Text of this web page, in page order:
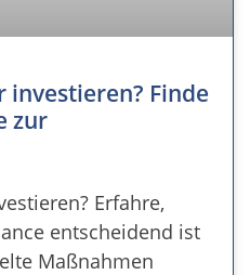
investieren? Finde
zur
Erfahre,
entscheidend ist
Maßnahmen